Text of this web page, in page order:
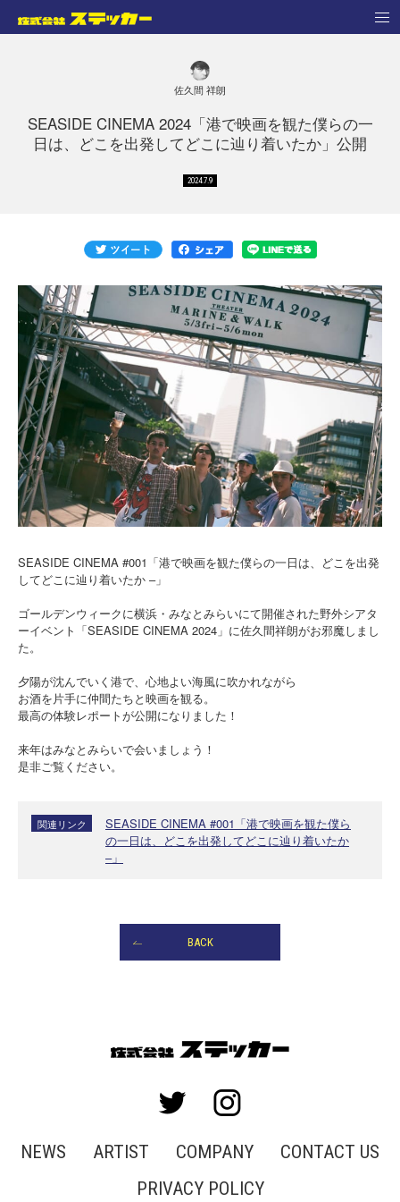
佐久間 祥朗
SEASIDE CINEMA 2024「港で映画を観た僕らの一
日は、どこを出発してどこに辿り着いたか」公開
2024.7.9
SEASIDE CINEMA #001「港で映画を観た僕らの一日は、どこを出発
してどこに辿り着いたか –」
ゴールデンウィークに横浜・みなとみらいにて開催された野外シアタ
ーイベント「SEASIDE CINEMA 2024」に佐久間祥朗がお邪魔しまし
た。
夕陽が沈んでいく港で、心地よい海風に吹かれながら
お酒を片手に仲間たちと映画を観る。
最高の体験レポートが公開になりました！
来年はみなとみらいで会いましょう！
是非ご覧ください。
関連リンク
SEASIDE CINEMA #001「港で映画を観た僕ら
の一日は、どこを出発してどこに辿り着いたか
–」
BACK
NEWS ARTIST COMPANY
CONTACT US
PRIVACY POLICY